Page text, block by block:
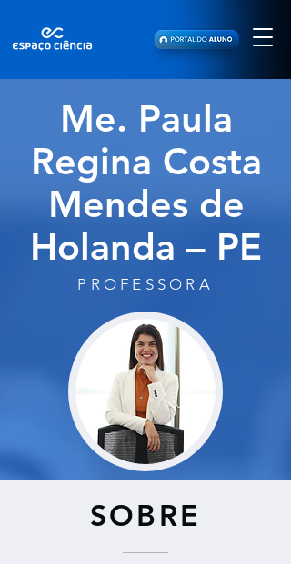
Me. Paula
Regina Costa
Mendes de
Holanda – PE
PROFESSORA
SOBRE